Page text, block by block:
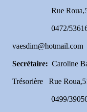
Rue
0472/
Secrétaire: Caroline
Trésorière
0499/